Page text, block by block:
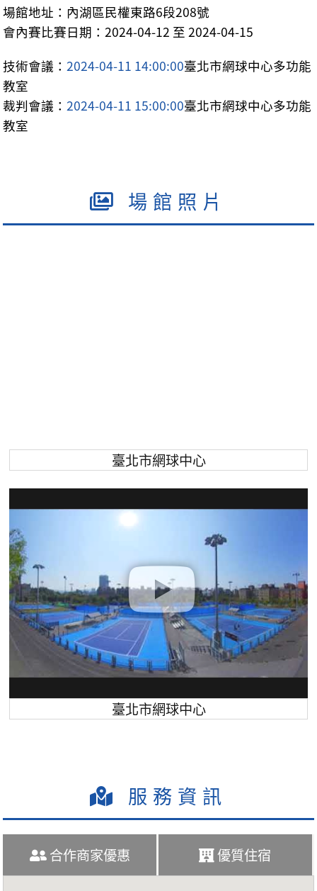
場館地址：內湖區民權東路6段208號
會內賽比賽日期：2024-04-12 至 2024-04-15
技術會議： 2024-04-11 14:00:00臺北市網球中心多功能
教室
裁判會議： 2024-04-11 15:00:00臺北市網球中心多功能
教室
場館照片
臺北市網球中心
臺北市網球中心
服務資訊
合作商家優惠 優質住宿